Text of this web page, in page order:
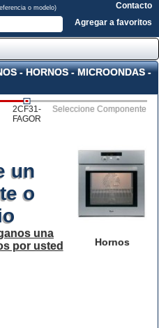
o modelo)
Contacto
Agregar a favoritos
- HORNOS - MICROONDAS -
2CF31-
FAGOR
Seleccione Componente
Hornos
un
o
una
por usted